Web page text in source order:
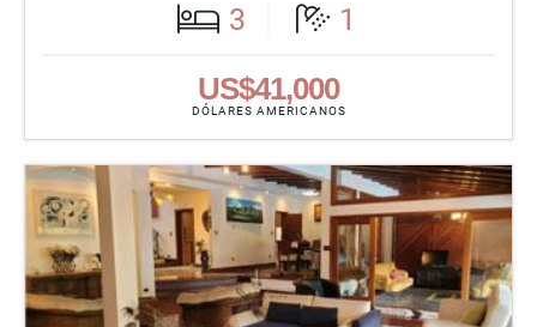
3 1
US$41,000
DÓLARES AMERICANOS